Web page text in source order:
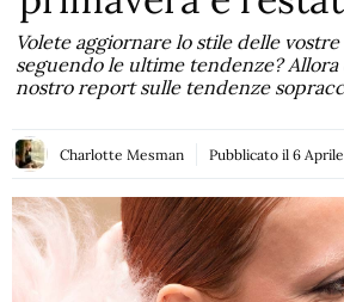
Volete aggiornare lo stile delle
seguendo le ultime tendenze? Allora
nostro report sulle tendenze
Charlotte Mesman Pubblicato il 6